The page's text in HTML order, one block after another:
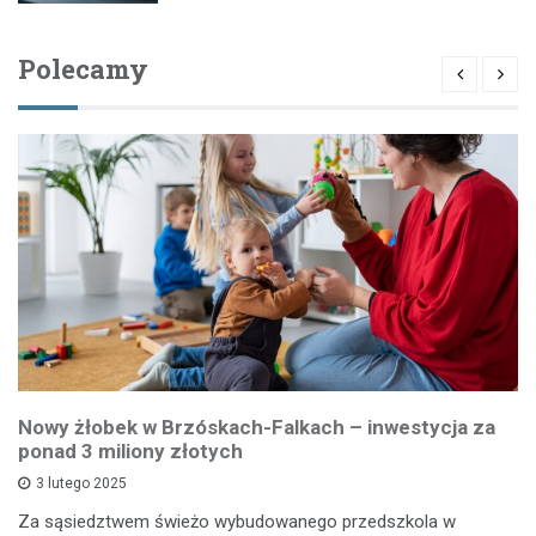
Polecamy
Nowy żłobek w Brzóskach-Falkach – inwestycja za
ponad 3 miliony złotych
3 lutego 2025
Za sąsiedztwem świeżo wybudowanego przedszkola w